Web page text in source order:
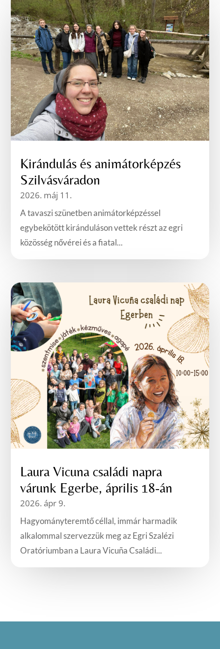
Kirándulás és animátorképzés
Szilvásváradon
2026. máj 11.
A tavaszi szünetben animátorképzéssel
egybekötött kiránduláson vettek részt az egri
közösség nővérei és a fiatal...
Laura Vicuna családi napra
várunk Egerbe, április 18-án
2026. ápr 9.
Hagyományteremtő céllal, immár harmadik
alkalommal szervezzük meg az Egri Szalézi
Oratóriumban a Laura Vicuña Családi...